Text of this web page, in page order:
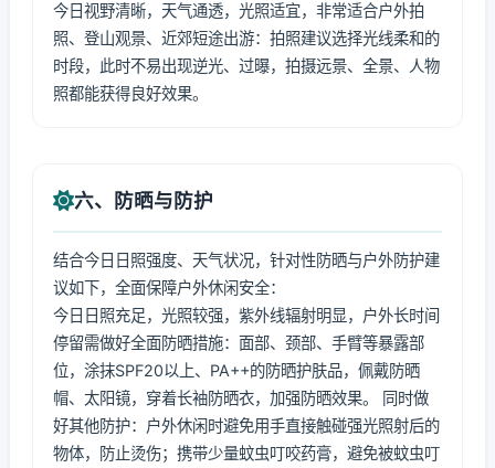
今日视野清晰，天气通透，光照适宜，非常适合户外拍
照、登山观景、近郊短途出游：拍照建议选择光线柔和的
时段，此时不易出现逆光、过曝，拍摄远景、全景、人物
照都能获得良好效果。
六、防晒与防护
结合今日日照强度、天气状况，针对性防晒与户外防护建
议如下，全面保障户外休闲安全：
今日日照充足，光照较强，紫外线辐射明显，户外长时间
停留需做好全面防晒措施：面部、颈部、手臂等暴露部
位，涂抹SPF20以上、PA++的防晒护肤品，佩戴防晒
帽、太阳镜，穿着长袖防晒衣，加强防晒效果。 同时做
好其他防护：户外休闲时避免用手直接触碰强光照射后的
物体，防止烫伤；携带少量蚊虫叮咬药膏，避免被蚊虫叮